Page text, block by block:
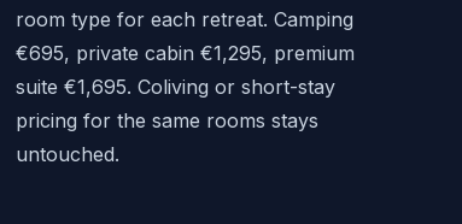
room type for each retreat. Camping
€695, private cabin €1,295, premium
suite €1,695. Coliving or short-stay
pricing for the same rooms stays
untouched.